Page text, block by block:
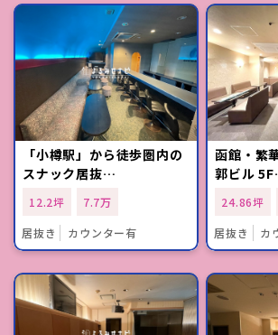
「小樽駅」から徒歩圏内の
スナック居抜…
12.2坪
7.7万
居抜き
カウンター有
函館・繁
郭ビル
24.86坪
居抜き
カ